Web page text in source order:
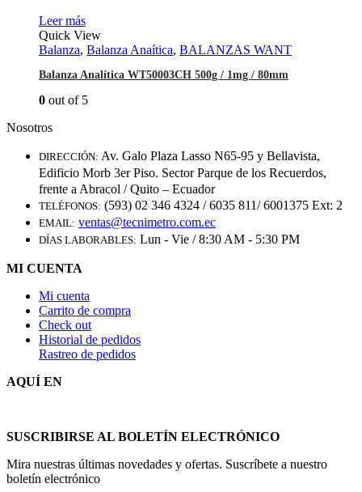
Leer más
Quick View
Balanza, Balanza Anaítica, BALANZAS WANT
Balanza Analítica WT50003CH 500g / 1mg / 80mm
0 out of 5
Nosotros
DIRECCIÓN: Av. Galo Plaza Lasso N65-95 y Bellavista,
Edificio Morb 3er Piso. Sector Parque de los Recuerdos,
frente a Abracol / Quito – Ecuador
TELÉFONOS: (593) 02 346 4324 / 6035 811/ 6001375 Ext: 2
EMAIL: ventas@tecnimetro.com.ec
DÍAS LABORABLES: Lun - Vie / 8:30 AM - 5:30 PM
MI CUENTA
Mi cuenta
Carrito de compra
Check out
Historial de pedidos
Rastreo de pedidos
AQUÍ EN
SUSCRIBIRSE AL BOLETÍN ELECTRÓNICO
Mira nuestras últimas novedades y ofertas. Suscríbete a nuestro
boletín electrónico